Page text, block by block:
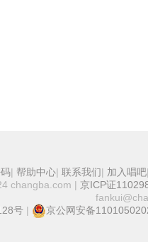
| 帮助中心| 联系我们| 加入唱吧
changba.com | 京ICP证
号 | 京公网安备